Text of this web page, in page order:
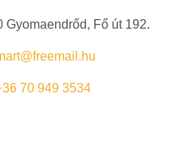
Gyomaendrőd, Fő út 192.
70 949 3534